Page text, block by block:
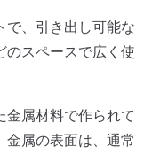
で、引き出し可能な
のスペースで広く使
属材料で作られて
属の表面は、通常